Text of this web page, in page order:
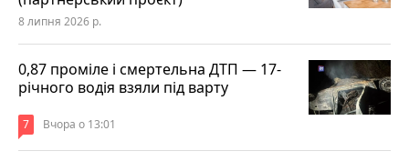
8 липня 2026 р.
0,87 проміле і смертельна ДТП — 17-
річного водія взяли під варту
7 Вчора о 13:01